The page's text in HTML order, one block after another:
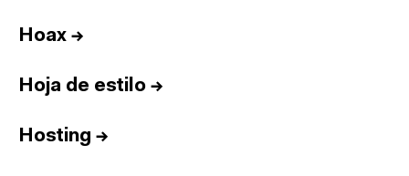
Hoax →
Hoja de estilo →
Hosting →